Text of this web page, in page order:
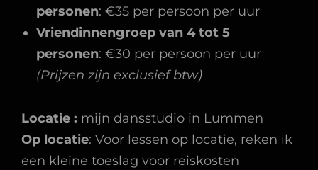
personen: €35 per persoon per uur
Vriendinnengroep van 4 tot 5
personen: €30 per persoon per uur
(Prijzen zijn exclusief btw)
Locatie : mijn dansstudio in Lummen
Op locatie: Voor lessen op locatie, reken ik
een kleine toeslag voor reiskosten